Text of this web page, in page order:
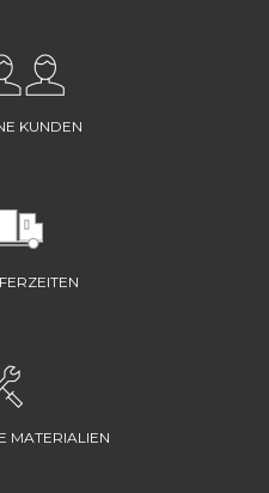
KUNDEN
MATERIALIEN